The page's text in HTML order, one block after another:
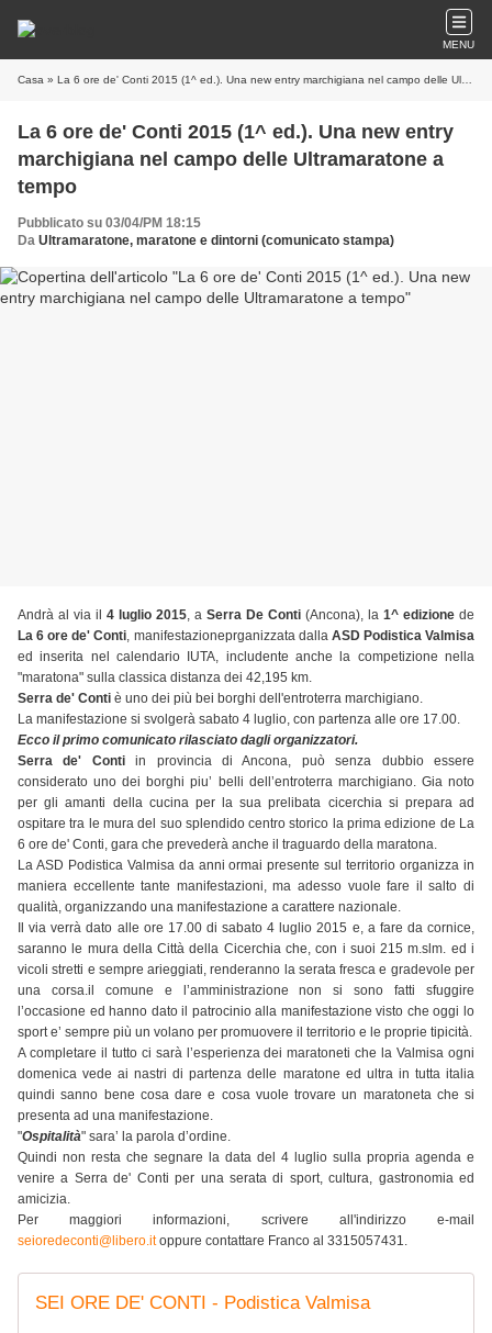
MENU
Casa » La 6 ore de' Conti 2015 (1^ ed.). Una new entry marchigiana nel campo delle Ultramaratone a tempo
La 6 ore de' Conti 2015 (1^ ed.). Una new entry
marchigiana nel campo delle Ultramaratone a
tempo
Pubblicato su 03/04/PM 18:15
Da Ultramaratone, maratone e dintorni (comunicato stampa)
Andrà al via il 4 luglio 2015, a Serra De Conti (Ancona), la 1^ edizione de
La 6 ore de' Conti, manifestazioneprganizzata dallaASD Podistica Valmisa
ed inserita nel calendario IUTA, includente anche la competizione nella
"maratona" sulla classica distanza dei 42,195 km.
Serra de' Conti è uno dei più bei borghi dell'entroterra marchigiano.
La manifestazione si svolgerà sabato 4 luglio, con partenza alle ore 17.00.
Ecco il primo comunicato rilasciato dagli organizzatori.
Serra de' Contiin provincia di Ancona, può senza dubbio essere
considerato uno dei borghi piu’ belli dell’entroterra marchigiano. Gia noto
per gli amanti della cucina per la sua prelibata cicerchia si prepara ad
ospitare tra le mura del suo splendido centro storico la prima edizione de La
6 ore de' Conti, gara che prevederà anche il traguardo della maratona.
La ASD Podistica Valmisa da anni ormai presente sul territorio organizza in
maniera eccellente tante manifestazioni, ma adesso vuole fare il salto di
qualità, organizzando una manifestazione a carattere nazionale.
Il via verrà dato alle ore 17.00 di sabato 4 luglio 2015 e, a fare da cornice,
saranno le mura della Città della Cicerchia che, con i suoi 215 m.slm. ed i
vicoli stretti e sempre arieggiati, renderanno la serata fresca e gradevole per
una corsa.il comune e l’amministrazione non si sono fatti sfuggire
l’occasione ed hanno dato il patrocinio alla manifestazione visto che oggi lo
sport e’ sempre più un volano per promuovere il territorio e le proprie tipicità.
A completare il tutto ci sarà l’esperienza dei maratoneti che la Valmisa ogni
domenica vede ai nastri di partenza delle maratone ed ultra in tutta italia
quindi sanno bene cosa dare e cosa vuole trovare un maratoneta che si
presenta ad una manifestazione.
"Ospitalità" sara’ la parola d’ordine.
Quindi non resta che segnare la data del 4 luglio sulla propria agenda e
venire a Serra de' Conti per una serata di sport, cultura, gastronomia ed
amicizia.
Per maggiori informazioni, scrivere all'indirizzo e-mail
seioredeconti@libero.itoppure contattare Franco al 3315057431.
SEI ORE DE' CONTI - Podistica Valmisa